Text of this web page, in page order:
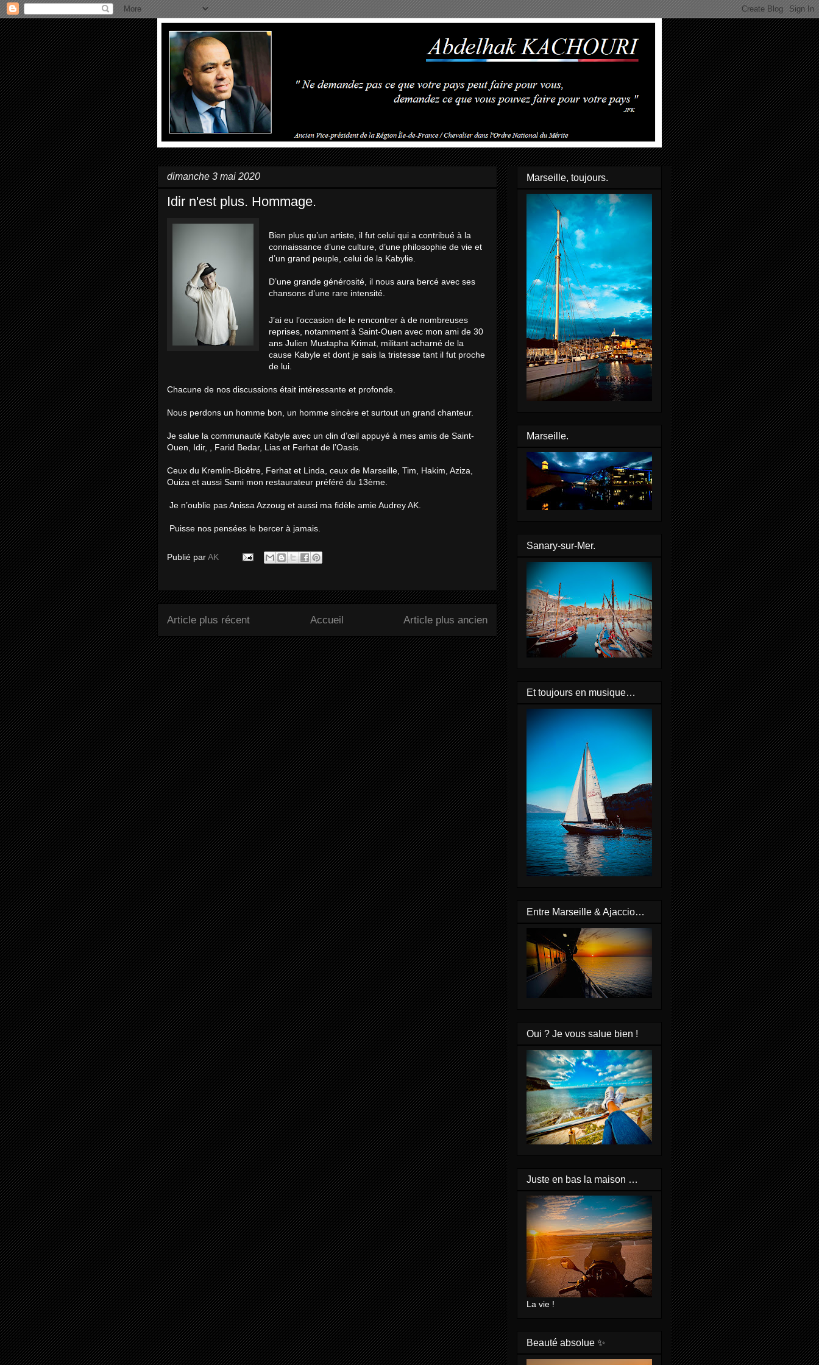
dimanche 3 mai 2020
Idir n'est plus. Hommage.
Bien plus qu’un artiste, il fut celui qui a contribué à la
connaissance d’une culture, d’une philosophie de vie et
d’un grand peuple, celui de la Kabylie.
D’une grande générosité, il nous aura bercé avec ses
chansons d’une rare intensité.
J’ai eu l’occasion de le rencontrer à de nombreuses
reprises, notamment à Saint-Ouen avec mon ami de 30
ans Julien Mustapha Krimat, militant acharné de la
cause Kabyle et dont je sais la tristesse tant il fut proche
de lui.
Chacune de nos discussions était intéressante et profonde.
Nous perdons un homme bon, un homme sincère et surtout un grand chanteur.
Je salue la communauté Kabyle avec un clin d’œil appuyé à mes amis de Saint-
Ouen, Idir, , Farid Bedar, Lias et Ferhat de l’Oasis.
Ceux du Kremlin-Bicêtre, Ferhat et Linda, ceux de Marseille, Tim, Hakim, Aziza,
Ouiza et aussi Sami mon restaurateur préféré du 13ème.
Je n’oublie pas Anissa Azzoug et aussi ma fidèle amie Audrey AK.
Puisse nos pensées le bercer à jamais.
Publié parAK
Article plus récent Article plus ancien
Accueil
Marseille, toujours.
Marseille.
Sanary-sur-Mer.
Et toujours en musique…
Entre Marseille & Ajaccio…
Oui ? Je vous salue bien !
Juste en bas la maison …
La vie !
Beauté absolue ✨